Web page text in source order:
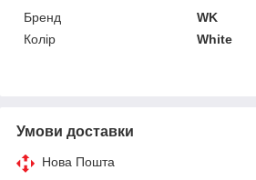
Бренд
WK
Колір
White
Умови доставки
Нова Пошта